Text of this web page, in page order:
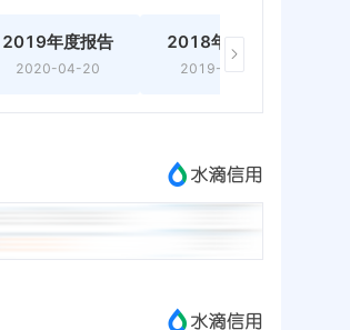
2019年度报告
2020-04-20
2018年度报告
2019-06-04